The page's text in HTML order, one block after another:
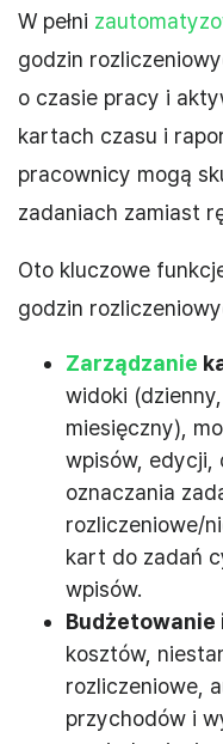
W pełni
godzin
o czasie pracy i
kartach czasu i
pracownicy mogą
zadaniach zamiast
Oto kluczowe
godzin
Zarządzanie
widoki
miesięczny),
wpisów, edycji,
oznaczania
rozliczeniowe/
kart do zadań
wpisów.
kosztów,
rozliczeniowe,
przychodów i